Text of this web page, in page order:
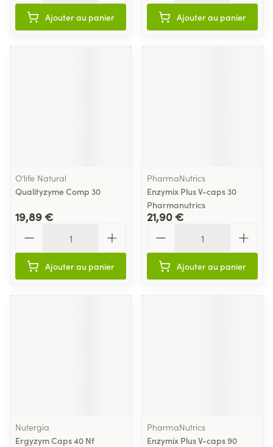
Ajouter au panier Ajouter au panier
O'life Natural
Qualityzyme Comp 30
19,89 €
Ajouter au panier
PharmaNutrics
Enzymix Plus V-caps 30
Pharmanutrics
21,90 €
Ajouter au panier
Nutergia
Ergyzym Caps 40 Nf
PharmaNutrics
Enzymix Plus V-caps 90